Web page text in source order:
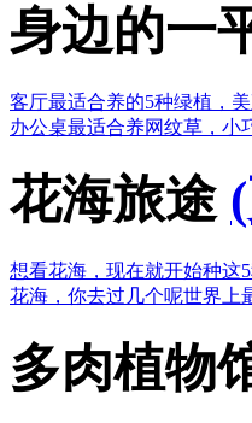
身边的一
客厅最适合养的5种绿植，
办公桌最适合养网纹草，小
花海旅途
想看花海，现在就开始种这5
花海，你去过几个呢世界上
多肉植物